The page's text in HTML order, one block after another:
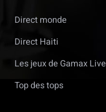
Direct monde
Direct Haiti
Les jeux de Gamax Live
Top des tops